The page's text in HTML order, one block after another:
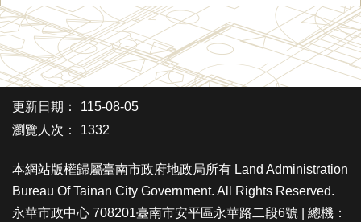
更新日期：
115-08-05
瀏覽人次：
1332
本網站版權歸屬臺南市政府地政局所有 Land Administration
Bureau Of Tainan City Government. All Rights Reserved.
永華市政中心 708201臺南市安平區永華路二段6號 | 總機：